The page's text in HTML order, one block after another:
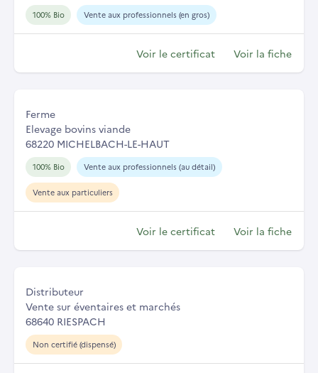
100% Bio Vente aux professionnels (en gros)
Voir le certificat Voir la fiche
Ferme
Elevage bovins viande
68220 MICHELBACH-LE-HAUT
100% Bio Vente aux professionnels (au détail)
Vente aux particuliers
Voir le certificat Voir la fiche
Distributeur
Vente sur éventaires et marchés
68640 RIESPACH
Non certifié (dispensé)